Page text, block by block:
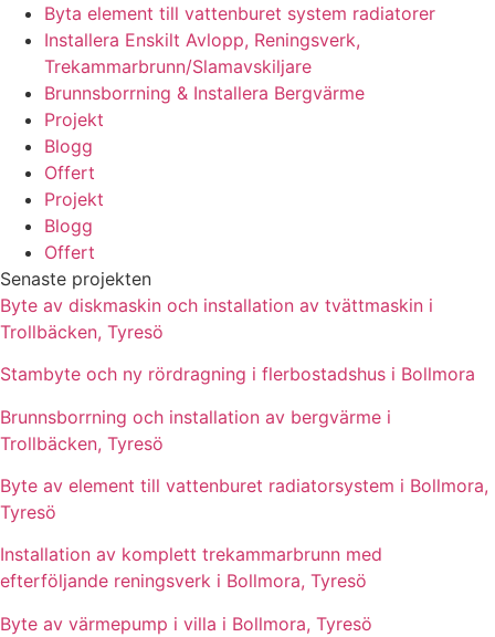
Byta element till vattenburet system radiatorer
Installera Enskilt Avlopp, Reningsverk,
Trekammarbrunn/Slamavskiljare
Brunnsborrning & Installera Bergvärme
Projekt
Blogg
Offert
Projekt
Blogg
Offert
Senaste projekten
Byte av diskmaskin och installation av tvättmaskin i
Trollbäcken, Tyresö
Stambyte och ny rördragning i flerbostadshus i Bollmora
Brunnsborrning och installation av bergvärme i
Trollbäcken, Tyresö
Byte av element till vattenburet radiatorsystem i Bollmora,
Tyresö
Installation av komplett trekammarbrunn med
efterföljande reningsverk i Bollmora, Tyresö
Byte av värmepump i villa i Bollmora, Tyresö